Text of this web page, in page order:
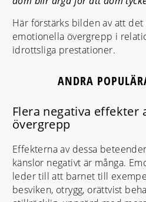
Här förstärks bilden av att
emotionella övergrepp i
idrottsliga prestationer.
ANDRA
Flera negativa effekter
övergrepp
Effekterna av dessa
känslor negativt är många.
leder till att barnet till
besviken, otrygg, orättvist